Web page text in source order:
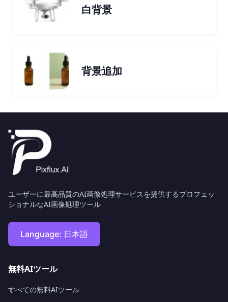
白背景
背景追加
ユーザーに最高品質のAI画像処理サービスを提供するプロフェッ
ショナルなAI画像処理ツール
Language: 日本語
無料AIツール
すべての無料AIツール